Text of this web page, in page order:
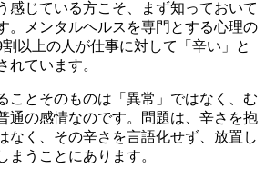
じている方こそ、まず知っておいて
。メンタルヘルスを専門とする心理の
以上の人が仕事に対して「辛い」と
れています。
ことそのものは「異常」ではなく、む
通の感情なのです。問題は、辛さを抱
なく、その辛さを言語化せず、放置し
まうことにあります。